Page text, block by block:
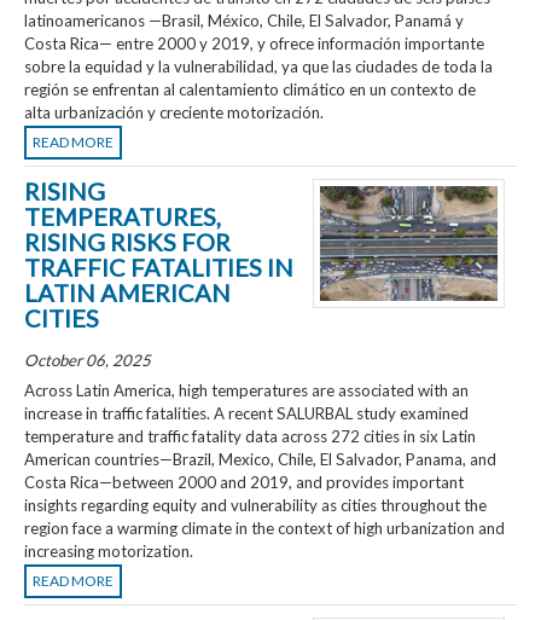
latinoamericanos —Brasil, México, Chile, El Salvador, Panamá y
Costa Rica— entre 2000 y 2019, y ofrece información importante
sobre la equidad y la vulnerabilidad, ya que las ciudades de toda la
región se enfrentan al calentamiento climático en un contexto de
alta urbanización y creciente motorización.
READ MORE
RISING
TEMPERATURES,
RISING RISKS FOR
TRAFFIC FATALITIES IN
LATIN AMERICAN
CITIES
October 06, 2025
Across Latin America, high temperatures are associated with an
increase in traffic fatalities. A recent SALURBAL study examined
temperature and traffic fatality data across 272 cities in six Latin
American countries—Brazil, Mexico, Chile, El Salvador, Panama, and
Costa Rica—between 2000 and 2019, and provides important
insights regarding equity and vulnerability as cities throughout the
region face a warming climate in the context of high urbanization and
increasing motorization.
READ MORE